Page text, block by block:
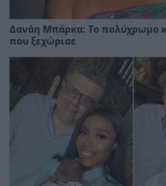
Δανάη Μπάρκα: Το πολύχρωμο
που ξεχώρισε